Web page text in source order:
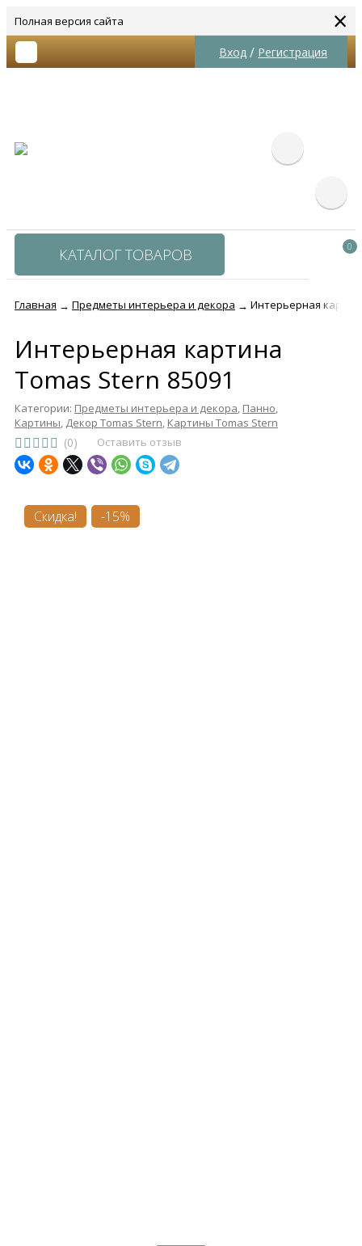
Полная версия сайта ×
Вход / Регистрация
КАТАЛОГ ТОВАРОВ 0
Главная → Предметы интерьера и декора → Интерьерная
Интерьерная картина
Tomas Stern 85091
Категории: Предметы интерьера и декора, Панно,
Картины, Декор Tomas Stern, Картины Tomas Stern
(0) Оставить отзыв
Скидка! -15%